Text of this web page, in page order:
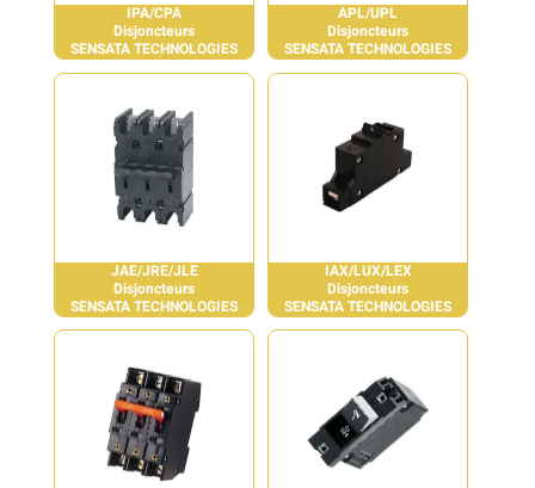
IPA/CPA
Disjoncteurs
SENSATA TECHNOLOGIES
APL/UPL
Disjoncteurs
SENSATA TECHNOLOGIES
JAE/JRE/JLE
Disjoncteurs
SENSATA TECHNOLOGIES
IAX/LUX/LEX
Disjoncteurs
SENSATA TECHNOLOGIES